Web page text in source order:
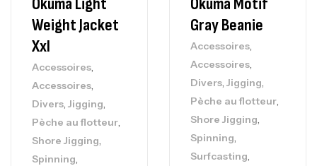
Weight Jacket
Xxl
Accessoires,
Accessoires,
Divers, Jigging,
Pèche au flotteur,
Shore Jigging,
Spinning,
Gray Beanie
Accessoires,
Accessoires,
Divers, Jigging,
Pèche au flotteur,
Shore Jigging,
Spinning,
Surfcasting,